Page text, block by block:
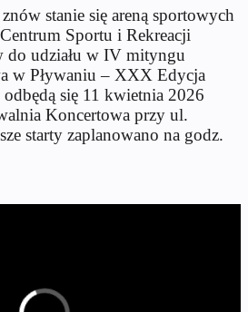
stanie się areną sportowych
Sportu i Rekreacji
do udziału w IV mityngu
w Pływaniu – XXX Edycja
się 11 kwietnia 2026
Koncertowa przy ul.
starty zaplanowano na godz.